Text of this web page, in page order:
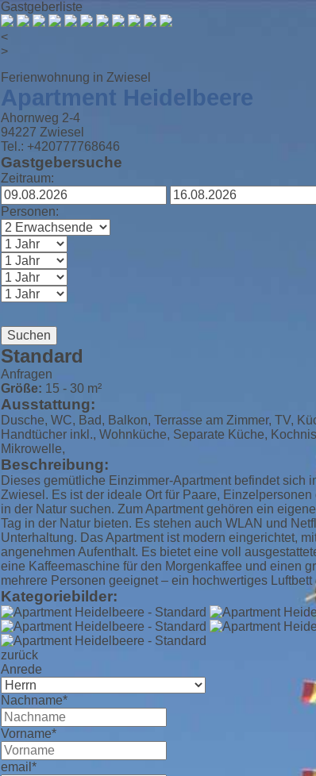
Gastgeberliste
<
>
Ferienwohnung in Zwiesel
Apartment Heidelbeere
Ahornweg 2-4
94227 Zwiesel
Tel.: +420777768646
Gastgebersuche
Zeitraum:
Personen:
Suchen
Standard
Anfragen
Größe: 15 - 30 m²
Ausstattung:
Dusche, WC, Bad, Balkon, Terrasse am Zimmer, TV,
Handtücher inkl., Wohnküche, Separate Küche,
Mikrowelle,
Beschreibung:
Dieses gemütliche Einzimmer-Apartment befindet sich
Zwiesel. Es ist der ideale Ort für Paare,
in der Natur suchen. Zum Apartment gehören ein
Tag in der Natur bieten. Es stehen auch WLAN und
Unterhaltung. Das Apartment ist modern eingerichtet,
angenehmen Aufenthalt. Es bietet eine voll
eine Kaffeemaschine für den Morgenkaffee und einen
mehrere Personen geeignet – ein hochwertiges
Kategoriebilder:
zurück
Anrede
Nachname*
Vorname*
email*